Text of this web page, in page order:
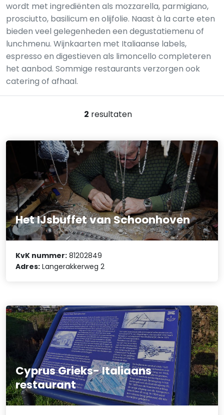
wordt met ingrediënten als mozzarella, parmigiano,
prosciutto, basilicum en olijfolie. Naast à la carte eten
bieden veel gelegenheden een degustatiemenu of
lunchmenu. Wijnkaarten met Italiaanse labels,
espresso en digestieven als limoncello completeren
het aanbod. Sommige restaurants verzorgen ook
catering of afhaal.
2 resultaten
Het IJsbuffet van Schoonhoven
KvK nummer: 81202849
Adres: Langerakkerweg 2
Cyprus Grieks- Italiaans
restaurant